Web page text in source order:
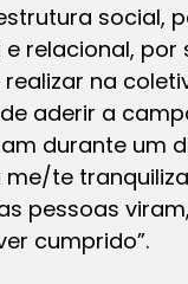
social,
relacional, por
na
aderir a
durante um
te
pessoas
cumprido”.